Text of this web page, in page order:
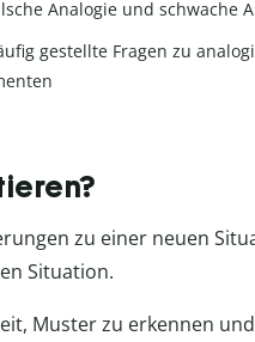
Analogie und schwache
gestellte Fragen zu
zu einer neuen
Situation.
Muster zu erkennen und